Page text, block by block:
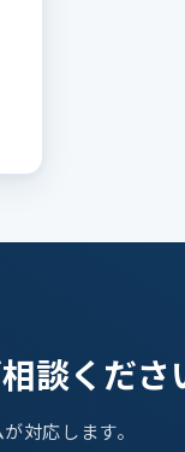
談くださ
対応します。